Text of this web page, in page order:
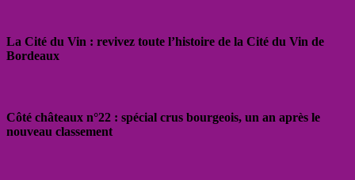
La Cité du Vin : revivez toute l’histoire de la Cité du Vin de
Bordeaux
Côté châteaux n°22 : spécial crus bourgeois, un an après le
nouveau classement